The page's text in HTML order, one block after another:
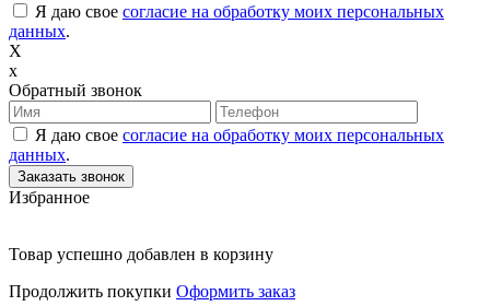
Я даю свое согласие на обработку моих персональных
данных.
X
x
Обратный звонок
Я даю свое согласие на обработку моих персональных
данных.
Избранное
Товар успешно добавлен в корзину
Продолжить покупки Оформить заказ